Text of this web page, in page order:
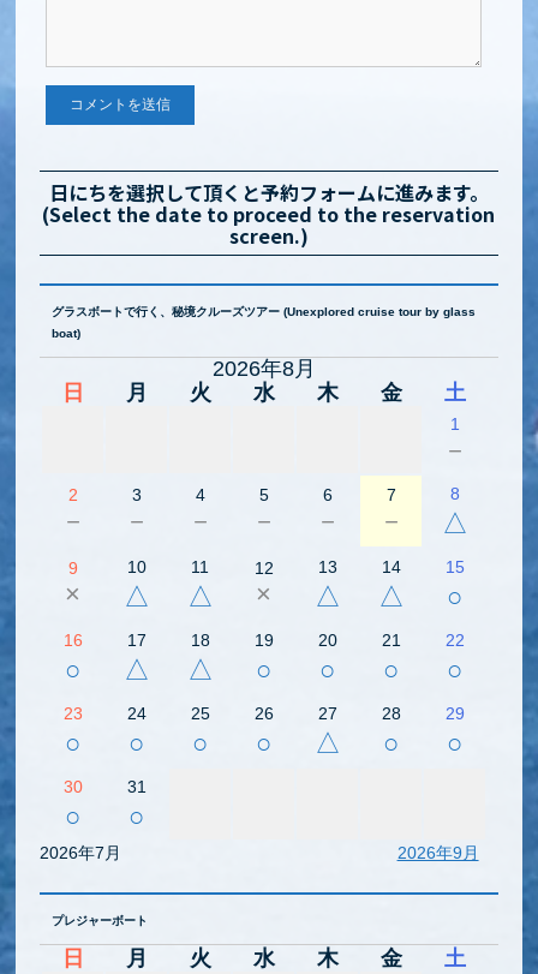
日にちを選択して頂くと予約フォームに進みます。
(Select the date to proceed to the reservation
screen.)
グラスボートで行く、秘境クルーズツアー (Unexplored cruise tour by glass
boat)
2026年8月
日
月 火 水 木 金 土
1
－
2
－
3
－
4
－
5
－
6
－
7
－
8
△
9
×
10
△
11
△
12
×
13
△
14
△
15
○
16
○
17
△
18
△
19
○
20
○
21
○
22
○
23
○
24
○
25
○
26
○
27
△
28
○
29
○
30
○
31
○
2026年7月 2026年9月
プレジャーボート
日 月 火 水 木 金 土